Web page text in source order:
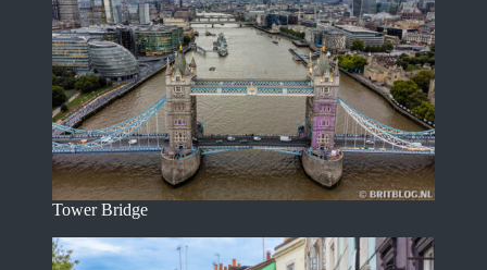
Tower Bridge